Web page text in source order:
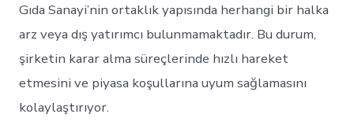
Gıda Sanayi’nin ortaklık yapısında herhangi bir halka
arz veya dış yatırımcı bulunmamaktadır. Bu durum,
şirketin karar alma süreçlerinde hızlı hareket
etmesini ve piyasa koşullarına uyum sağlamasını
kolaylaştırıyor.